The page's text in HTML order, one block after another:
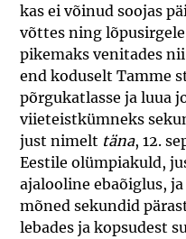
kas ei võinud soojas
võttes ning
pikemaks venitades
end koduselt Tamme
põrgukatlasse ja luua
viieteistkümneks
just nimelt täna, 12.
Eestile olümpiakuld,
ajalooline ebaõiglus,
mõned sekundid
lebades ja kopsudest